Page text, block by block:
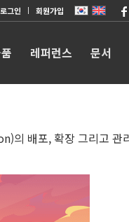
로그인 회원가입
레퍼런스 문서
배포, 확장 그리고 관